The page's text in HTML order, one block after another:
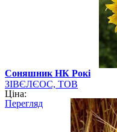
Cоняшник НК Рокі
ЗІВЄЛЄОС, ТОВ
Ціна:
Перегляд